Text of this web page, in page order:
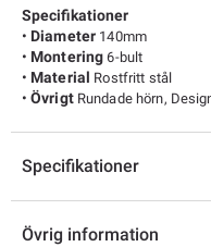
Specifikationer
• Diameter 140mm
• Montering6-bult
• Material Rostfritt stål
• Övrigt Rundade hörn,
Specifikationer
Övrig information